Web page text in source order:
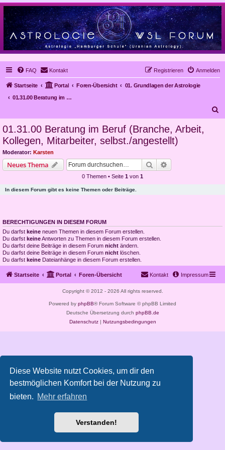
Diese Website nutzt Cookies, um dir den
bestmöglichen Komfort bei der Nutzung zu
bieten. Mehr erfahren
Verstanden!
FAQ Kontakt Anmelden
Registrieren
Startseite Portal Foren-Übersicht
01. Grundlagen der Astrologie
01.31.00 Beratung im Beruf (Branche, Arbeit, Kollegen, Mitarbeiter, selbst./angestellt)
01.31.00 Beratung im Beruf (Branche, Arbeit,
Kollegen, Mitarbeiter, selbst./angestellt)
Moderator: Karsten
Neues Thema Suche
0 Themen • Seite 1 von 1
In diesem Forum gibt es keine Themen oder Beiträge.
BERECHTIGUNGEN IN DIESEM FORUM
Du darfst keine neuen Themen in diesem Forum erstellen.
Du darfst keineAntworten zu Themen in diesem Forum erstellen.
Du darfst deine Beiträge in diesem Forum nicht ändern.
Du darfst deine Beiträge in diesem Forum nicht löschen.
Du darfst keine Dateianhänge in diesem Forum erstellen.
Startseite Portal Foren-Übersicht Impressum
Kontakt
Copyright © 2012 - 2026 All rights reserved.
Powered by phpBB® Forum Software © phpBB Limited
Deutsche Übersetzung durch phpBB.de
Datenschutz| Nutzungsbedingungen